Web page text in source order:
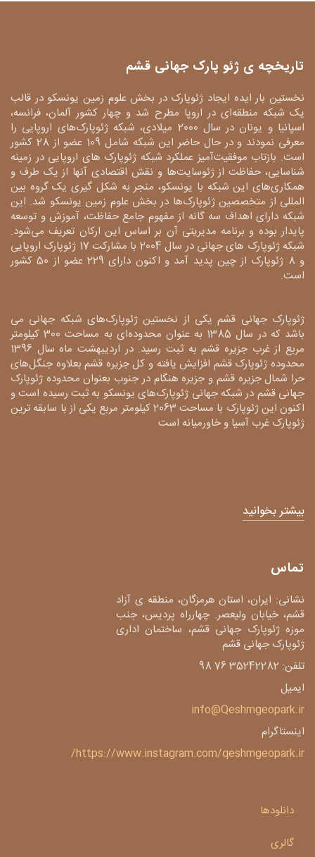
تاریخچه ی ژئو پارک جهانی قشم
نخستین بار ایده ایجاد ژئوپارک در بخش علوم زمین یونسکو در قالب
یک شبکه منطقه‌ای در اروپا مطرح شد و چهار کشور آلمان، فرانسه،
اسپانیا و یونان در سال 2000 میلادی، شبکه ژئوپارک‌های اروپایی را
معرفی نمودند و در حال حاضر این شبکه شامل 109 عضو از 28 کشور
است. بازتاب موفقیت‌آمیز عملکرد شبکه ژئوپارک های اروپایی در زمینه
شناسایی، حفاظت از ژئوسایت‌ها و نقش اقتصادی آنها از یک طرف و
همکاری‌های این شبکه با یونسکو، منجر به شکل گیری یک گروه بین
المللی از متخصصین ژئوپارک‌ها در بخش علوم زمین یونسکو شد. این
شبکه دارای اهداف سه گانه از مفهوم جامع حفاظت، آموزش و توسعه
پایدار بوده و برنامه مدیریتی آن بر اساس این ارکان تعریف می‌شود.
شبکه ژئوپارک های جهانی در سال 2004 با مشارکت 17 ژئوپارک اروپایی
و 8 ژئوپارک از چین پدید آمد و اکنون دارای 229 عضو از 50 کشور
است.
ژئوپارک جهانی قشم یکی از نخستین ژئوپارک‌های شبکه جهانی می
باشد که در سال 1385 به عنوان محدوده‌ای به مساحت 300 کیلومتر
مربع از غرب جزیره قشم به ثبت رسید. در اردیبهشت ماه سال 1396
محدوده ژئوپارک قشم افزایش یافته و کل جزیره قشم بعلاوه جنگل‌های
حرا شمال جزیره قشم و جزیره هنگام در جنوب بعنوان محدوده ژئوپارک
جهانی قشم در شبکه جهانی ژئوپارک‌های یونسکو به ثبت رسیده است و
اکنون این ژئوپارک با مساحت 2063 کیلومتر مربع یکی از با سابقه ترین
ژئوپارک غرب آسیا و خاورمیانه است
بیشتر بخوانید
تماس
نشانی: ایران، استان هرمزگان، منطقه ی آزاد
قشم، خیابان ولیعصر. چهارراه پردیس، جنب
موزه ژئوپارک جهانی قشم، ساختمان اداری
ژئوپارک جهانی قشم
تلفن: 35242282 76 98
ایمیل
info@Qeshmgeopark.ir
اینستاگرام
https://www.instagram.com/qeshmgeopark.ir/
دانلودها
گالری